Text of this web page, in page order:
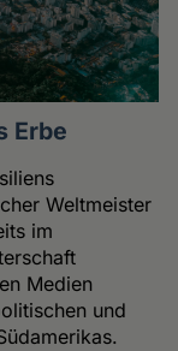
Erbe
Weltmeister
im
Medien
und